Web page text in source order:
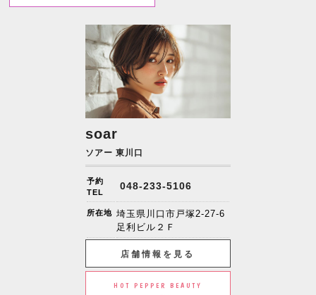
soar
ソアー 東川口
予約
TEL
048-233-5106
所在地 埼玉県川口市戸塚2-27-6
足利ビル２Ｆ
店舗情報を見る
HOT PEPPER BEAUTY